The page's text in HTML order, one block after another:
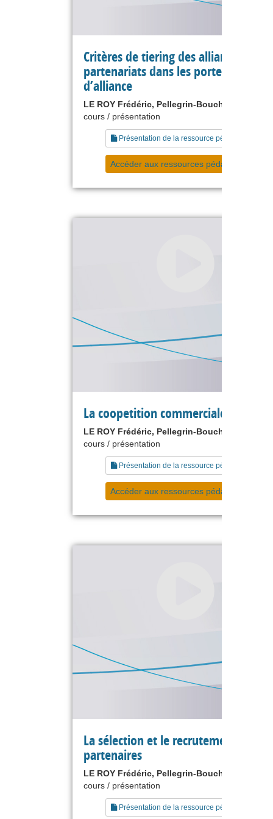
Critères de tiering des alliances et
partenariats dans les portefeuilles
d’alliance
LE ROY Frédéric, Pellegrin-Boucher Estelle
cours / présentation
Présentation de la ressource pédagogique
Accéder aux ressources pédagogiques
La coopetition commerciale.
LE ROY Frédéric, Pellegrin-Boucher Estelle
cours / présentation
Présentation de la ressource pédagogique
Accéder aux ressources pédagogiques
La sélection et le recrutement de
partenaires
LE ROY Frédéric, Pellegrin-Boucher Estelle
cours / présentation
Présentation de la ressource pédagogique